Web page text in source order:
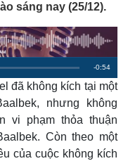
sáng nay (25/12).
R
e
-0:54
đã không kích tại một
nhưng không
vi phạm thỏa thuận
Còn theo một
của cuộc không kích